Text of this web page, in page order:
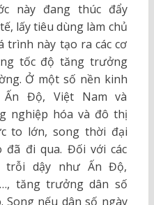
này đang thúc đẩy
lấy tiêu dùng làm chủ
trình này tạo ra các cơ
tốc độ tăng trưởng
Ở một số nền kinh
Độ, Việt Nam và
nghiệp hóa và đô thị
to lớn, song thời đại
đi qua. Đối với các
trỗi dậy như Ấn Độ,
tăng trưởng dân số
Song nếu dân số ngày